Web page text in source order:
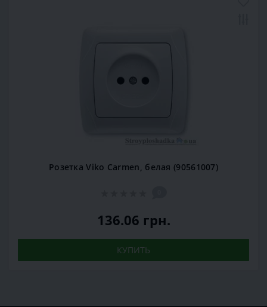
Розетка Viko Carmen, белая (90561007)
136.06 грн.
КУПИТЬ